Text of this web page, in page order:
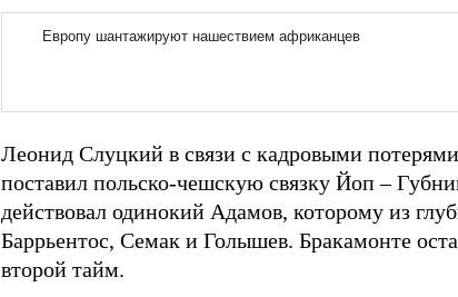
Леонид Слуцкий в связи с кадровыми
поставил польско-чешскую связку Йоп –
действовал одинокий Адамов, которому из
Баррьентос, Семак и Голышев. Бракамонте
второй тайм.